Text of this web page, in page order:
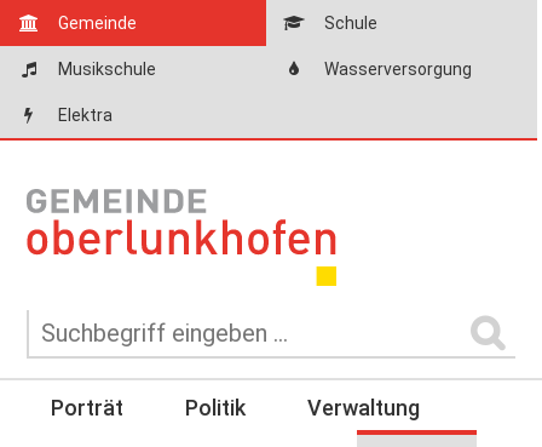
Gemeinde Schule
Musikschule Wasserversorgung
Elektra
Porträt Politik Verwaltung